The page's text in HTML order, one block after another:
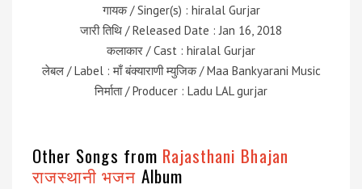
गायक / Singer(s) : hiralal Gurjar
जारी तिथि / Released Date : Jan 16, 2018
कलाकार / Cast : hiralal Gurjar
लेबल / Label : माँ बंक्याराणी म्युजिक / Maa Bankyarani Music
निर्माता / Producer : Ladu LAL gurjar
Other Songs from Rajasthani Bhajan
राजस्थानी भजन Album